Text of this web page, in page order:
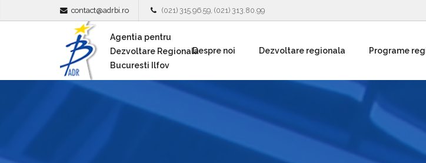
contact@adrbi.ro (021) 315.96.59, (021) 313.80.99
Agentia pentru
Dezvoltare Regionala
Bucuresti Ilfov
Despre noi Dezvoltare regionala Programe